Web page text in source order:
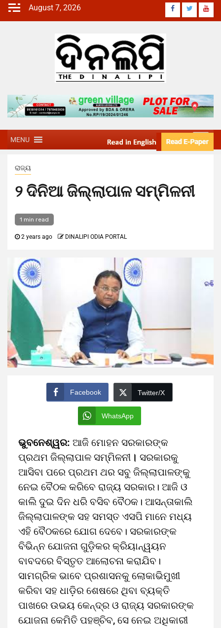
August 7, 2026
MENU
ରାଜ୍ୟ
୨ ଦିନିଆ ଜିଲ୍ଲାପାଳ ସମ୍ମିଳନୀ
1 min read
2 years ago DINALIPI ODIA PORTAL
Facebook Twitter/X
WhatsApp
ଭୁବନେଶ୍ୱର: ଆଜି ମୋହନ ସରକାରଙ୍କ
ପ୍ରଥମ ଜିଲ୍ଲାପାଳ ସମ୍ମିଳନୀ । ସରକାରକୁ
ଆସିବା ପରେ ପ୍ରଥମ ଥର ସବୁ ଜିଲ୍ଲାପାଳଙ୍କୁ
ନେଇ ବୈଠକ କରିବେ ରାଜ୍ୟ ସରକାର। ଆଜି ଓ
କାଲି ଦୁଇ ଦିନ ଧରି ବସିବ ବୈଠକ। ଆସନ୍ତାକାଲି
ଜିଲ୍ଲାପାଳଙ୍କ ସହ ସମସ୍ତ ଏସପି ମାନେ ମଧ୍ୟ
ଏହି ବୈଠକରେ ଯୋଗ ଦେବେ। ସରକାରଙ୍କ
ବିଭିନ୍ନ ଯୋଜନା ଗୁଡ଼ିକର କ୍ରିୟାନ୍ୱୟନ
ବାବଦରେ ବିସ୍ତୃତ ଆଲୋଚନା କରାଯିବ।
ସାମଗ୍ରିକ ଭାବେ ପ୍ରଶାସନକୁ ଲୋକାଭିମୁଖୀ
କରିବା ସହ ଧାଡ଼ିର ଶେଷରେ ଥିବା ବ୍ୟକ୍ତି
ପାଖରେ ଉଭୟ କେନ୍ଦ୍ର ଓ ରାଜ୍ୟ ସରକାରଙ୍କ
ଯୋଜନା କେମିତି ପହଞ୍ଚିବ, ସେ ନେଇ ଅଧିକାରୀ